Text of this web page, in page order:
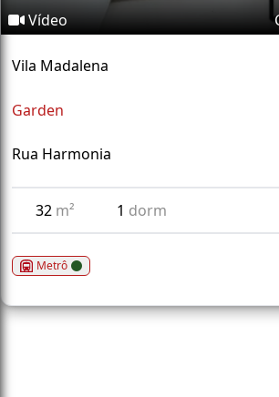
Vídeo
Vila Madalena
Garden
Rua Harmonia
32 m² 1 dorm
Metrô